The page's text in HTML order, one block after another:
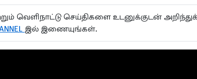
வெளிநாட்டு செய்திகளை உடனுக்குடன்
இல் இணையுங்கள்.